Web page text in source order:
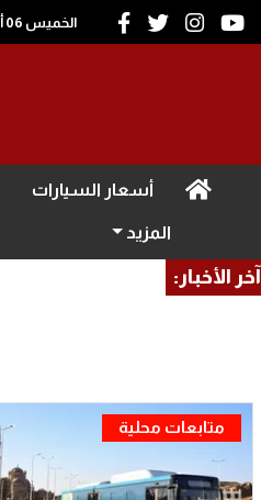
الخميس 06 أغسطس 2026
(current) أسعار السيارات
المزيد
آخر الأخبار:
متابعات محلية